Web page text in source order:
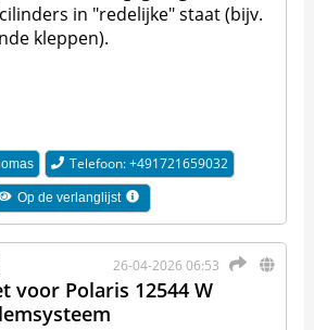
in "redelijke" staat (bijv.
kleppen).
Telefoon: +491721659032
Op de verlanglijst
26-04-2026 06:53
voor Polaris 12544 W